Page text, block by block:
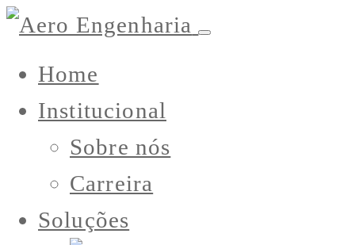
Home
Institucional
Sobre nós
Carreira
Soluções